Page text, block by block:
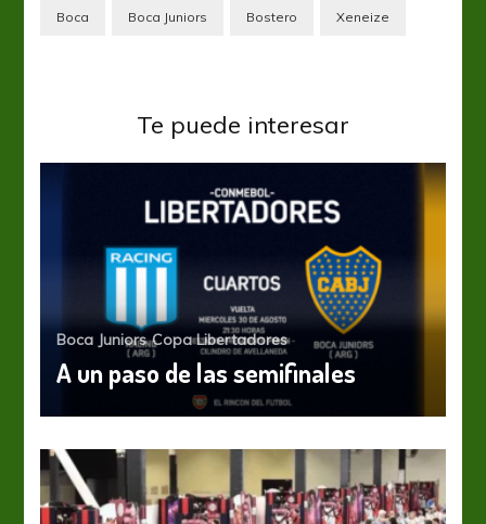
Boca Boca Juniors Bostero Xeneize
Te puede interesar
Boca Juniors Copa Libertadores
A un paso de las semifinales